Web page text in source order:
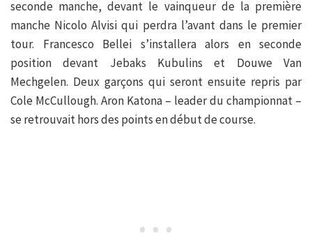
seconde manche, devant le vainqueur de la première
manche Nicolo Alvisi qui perdra l’avant dans le premier
tour. Francesco Bellei s’installera alors en seconde
position devant Jebaks Kubulins et Douwe Van
Mechgelen. Deux garçons qui seront ensuite repris par
Cole McCullough. Aron Katona – leader du championnat –
se retrouvait hors des points en début de course.